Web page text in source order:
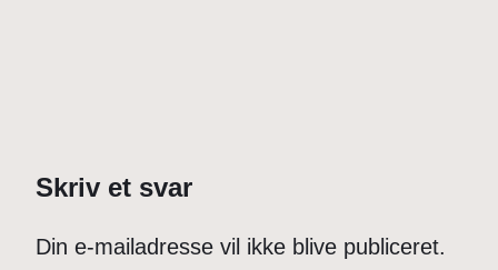
Skriv et svar
Din e-mailadresse vil ikke blive publiceret.